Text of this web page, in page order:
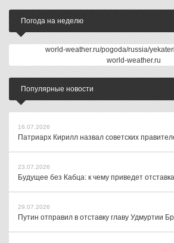
Погода на неделю
world-weather.ru/pogoda/russia/
world-weather.ru
Популярные новости
16.07.2026
Патриарх Кирилл назвал советских
23.07.2026
Будущее без Кабца: к чему приведет
29.07.2026
Путин отправил в отставку главу Удмуртии